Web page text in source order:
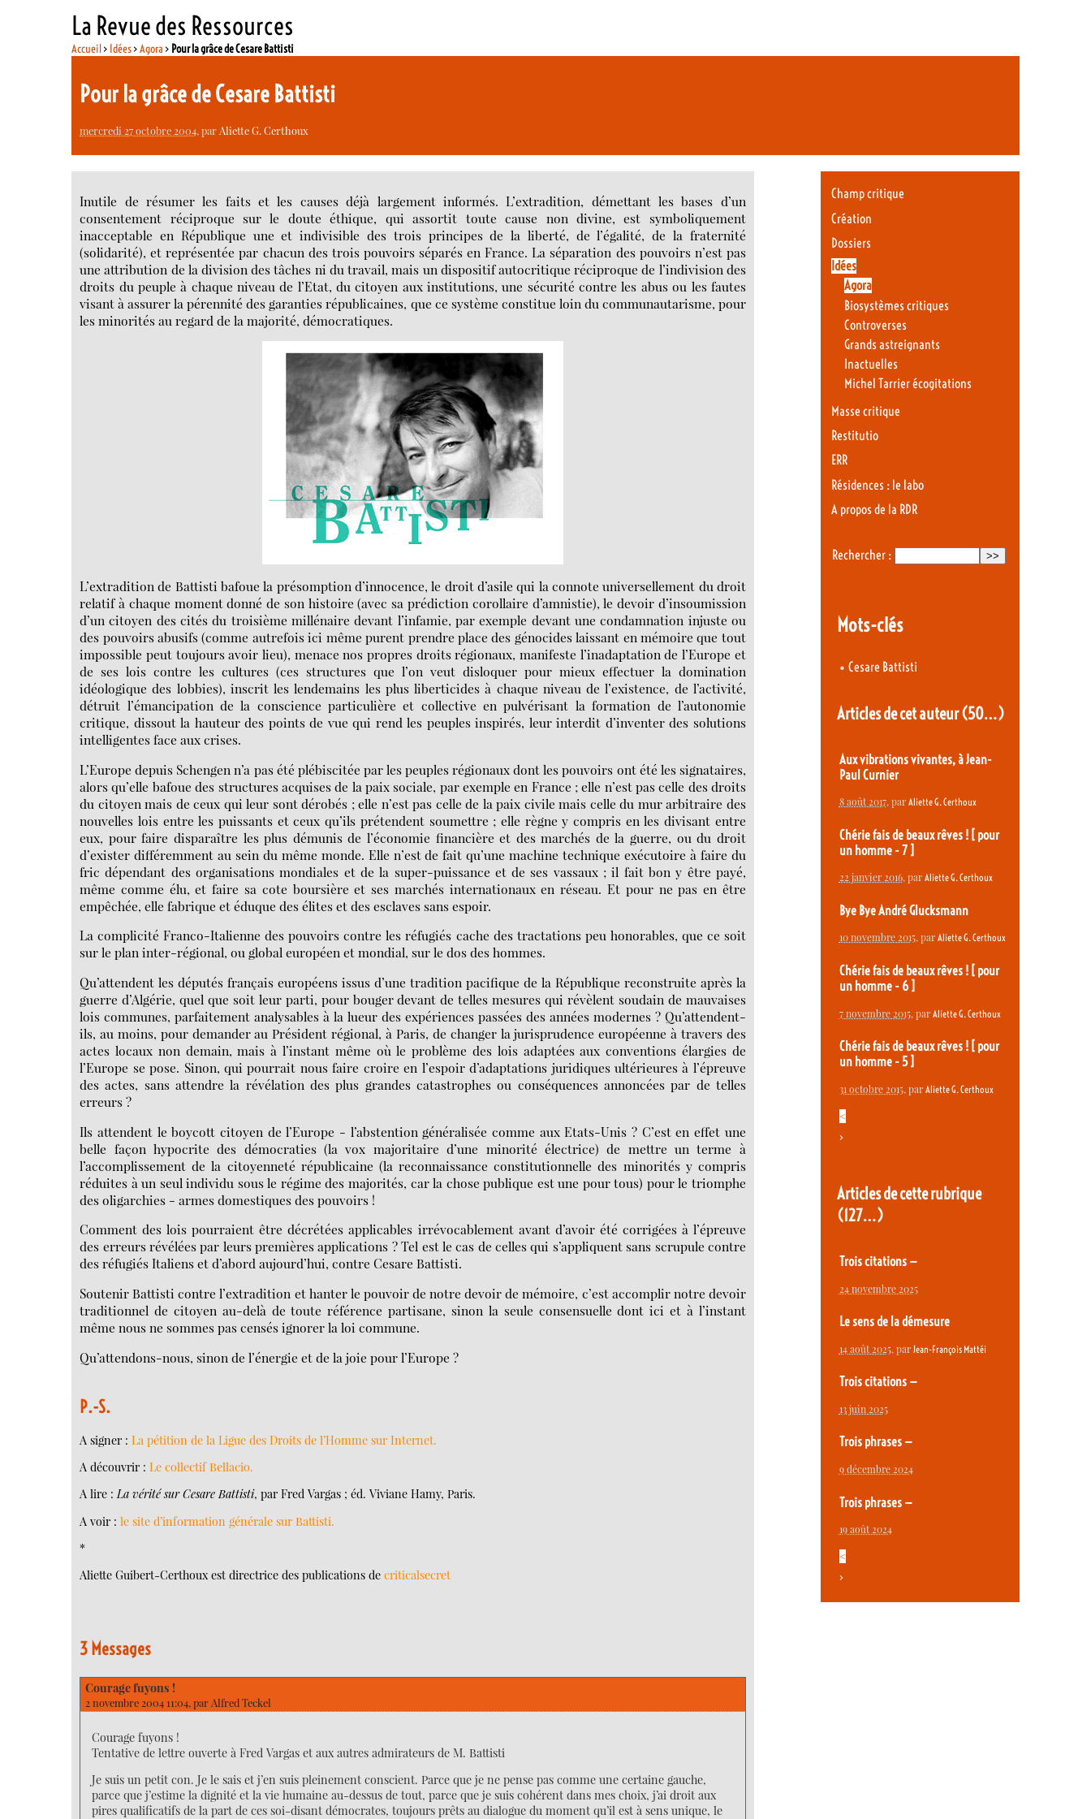
La Revue des Ressources
Accueil> Idées>Agora > Pour la grâce de Cesare Battisti
Pour la grâce de Cesare Battisti
mercredi 27 octobre 2004, parAliette G. Certhoux
Inutile de résumer les faits et les causes déjà largement informés. L’extradition, démettant les bases d’un
consentement réciproque sur le doute éthique, qui assortit toute cause non divine, est symboliquement
inacceptable en République une et indivisible des trois principes de la liberté, de l’égalité, de la fraternité
(solidarité), et représentée par chacun des trois pouvoirs séparés en France. La séparation des pouvoirs n’est pas
une attribution de la division des tâches ni du travail, mais un dispositif autocritique réciproque de l’indivision des
droits du peuple à chaque niveau de l’Etat, du citoyen aux institutions, une sécurité contre les abus ou les fautes
visant à assurer la pérennité des garanties républicaines, que ce système constitue loin du communautarisme, pour
les minorités au regard de la majorité, démocratiques.
L’extradition de Battisti bafoue la présomption d’innocence, le droit d’asile qui la connote universellement du droit
relatif à chaque moment donné de son histoire (avec sa prédiction corollaire d’amnistie), le devoir d’insoumission
d’un citoyen des cités du troisième millénaire devant l’infamie, par exemple devant une condamnation injuste ou
des pouvoirs abusifs (comme autrefois ici même purent prendre place des génocides laissant en mémoire que tout
impossible peut toujours avoir lieu), menace nos propres droits régionaux, manifeste l’inadaptation de l’Europe et
de ses lois contre les cultures (ces structures que l’on veut disloquer pour mieux effectuer la domination
idéologique des lobbies), inscrit les lendemains les plus liberticides à chaque niveau de l’existence, de l’activité,
détruit l’émancipation de la conscience particulière et collective en pulvérisant la formation de l’autonomie
critique, dissout la hauteur des points de vue qui rend les peuples inspirés, leur interdit d’inventer des solutions
intelligentes face aux crises.
L’Europe depuis Schengen n’a pas été plébiscitée par les peuples régionaux dont les pouvoirs ont été les signataires,
alors qu’elle bafoue des structures acquises de la paix sociale, par exemple en France ; elle n’est pas celle des droits
du citoyen mais de ceux qui leur sont dérobés ; elle n’est pas celle de la paix civile mais celle du mur arbitraire des
nouvelles lois entre les puissants et ceux qu’ils prétendent soumettre ; elle règne y compris en les divisant entre
eux, pour faire disparaître les plus démunis de l’économie financière et des marchés de la guerre, ou du droit
d’exister différemment au sein du même monde. Elle n’est de fait qu’une machine technique exécutoire à faire du
fric dépendant des organisations mondiales et de la super-puissance et de ses vassaux ; il fait bon y être payé,
même comme élu, et faire sa cote boursière et ses marchés internationaux en réseau. Et pour ne pas en être
empêchée, elle fabrique et éduque des élites et des esclaves sans espoir.
La complicité Franco-Italienne des pouvoirs contre les réfugiés cache des tractations peu honorables, que ce soit
sur le plan inter-régional, ou global européen et mondial, sur le dos des hommes.
Qu’attendent les députés français européens issus d’une tradition pacifique de la République reconstruite après la
guerre d’Algérie, quel que soit leur parti, pour bouger devant de telles mesures qui révèlent soudain de mauvaises
lois communes, parfaitement analysables à la lueur des expériences passées des années modernes ? Qu’attendent-
ils, au moins, pour demander au Président régional, à Paris, de changer la jurisprudence européenne à travers des
actes locaux non demain, mais à l’instant même où le problème des lois adaptées aux conventions élargies de
l’Europe se pose. Sinon, qui pourrait nous faire croire en l’espoir d’adaptations juridiques ultérieures à l’épreuve
des actes, sans attendre la révélation des plus grandes catastrophes ou conséquences annoncées par de telles
erreurs ?
Ils attendent le boycott citoyen de l’Europe - l’abstention généralisée comme aux Etats-Unis ? C’est en effet une
belle façon hypocrite des démocraties (la vox majoritaire d’une minorité électrice) de mettre un terme à
l’accomplissement de la citoyenneté républicaine (la reconnaissance constitutionnelle des minorités y compris
réduites à un seul individu sous le régime des majorités, car la chose publique est une pour tous) pour le triomphe
des oligarchies - armes domestiques des pouvoirs !
Comment des lois pourraient être décrétées applicables irrévocablement avant d’avoir été corrigées à l’épreuve
des erreurs révélées par leurs premières applications ? Tel est le cas de celles qui s’appliquent sans scrupule contre
des réfugiés Italiens et d’abord aujourd’hui, contre Cesare Battisti.
Soutenir Battisti contre l’extradition et hanter le pouvoir de notre devoir de mémoire, c’est accomplir notre devoir
traditionnel de citoyen au-delà de toute référence partisane, sinon la seule consensuelle dont ici et à l’instant
même nous ne sommes pas censés ignorer la loi commune.
Qu’attendons-nous, sinon de l’énergie et de la joie pour l’Europe ?
P.-S.
A signer :La pétition de la Ligue des Droits de l’Homme sur Internet.
A découvrir :Le collectif Bellacio.
A lire :La vérité sur Cesare Battisti, par Fred Vargas ; éd. Viviane Hamy, Paris.
A voir :le site d’information générale sur Battisti.
*
Aliette Guibert-Certhoux est directrice des publications decriticalsecret
3 Messages
Courage fuyons !
2 novembre 2004 11:04, parAlfred Teckel
Courage fuyons !
Tentative de lettre ouverte à Fred Vargas et aux autres admirateurs de M. Battisti
Je suis un petit con. Je le sais et j’en suis pleinement conscient. Parce que je ne pense pas comme une certaine gauche,
parce que j’estime la dignité et la vie humaine au-dessus de tout, parce que je suis cohérent dans mes choix, j’ai droit aux
pires qualificatifs de la part de ces soi-disant démocrates, toujours prêts au dialogue du moment qu’il est à sens unique, le
Champ critique
Création
Dossiers
Idées
Agora
Biosystèmes critiques
Controverses
Grands astreignants
Inactuelles
Michel Tarrier écogitations
Masse critique
Restitutio
ERR
Résidences : le labo
A propos de la RDR
Rechercher :
Mots-clés
• Cesare Battisti
Articles de cet auteur(50…)
Aux vibrations vivantes, à Jean-
Paul Curnier
8 août 2017, par Aliette G. Certhoux
Chérie fais de beaux rêves ! [ pour
un homme - 7 ]
22 janvier 2016, par Aliette G. Certhoux
Bye Bye André Glucksmann
10 novembre 2015, par Aliette G. Certhoux
Chérie fais de beaux rêves ! [ pour
un homme - 6 ]
7 novembre 2015, par Aliette G. Certhoux
Chérie fais de beaux rêves ! [ pour
un homme - 5 ]
31 octobre 2015, par Aliette G. Certhoux
<
>
Articles de cette rubrique
(127…)
Trois citations —
24 novembre 2025
Le sens de la démesure
14 août 2025, par Jean-François Mattéi
Trois citations —
13 juin 2025
Trois phrases —
9 décembre 2024
Trois phrases —
19 août 2024
<
>